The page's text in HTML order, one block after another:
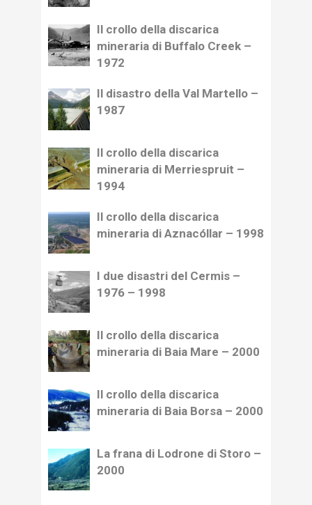
Il crollo della discarica
mineraria di Buffalo Creek –
1972
Il disastro della Val Martello –
1987
Il crollo della discarica
mineraria di Merriespruit –
1994
Il crollo della discarica
mineraria di Aznacóllar – 1998
I due disastri del Cermis –
1976 – 1998
Il crollo della discarica
mineraria di Baia Mare – 2000
Il crollo della discarica
mineraria di Baia Borsa – 2000
La frana di Lodrone di Storo –
2000